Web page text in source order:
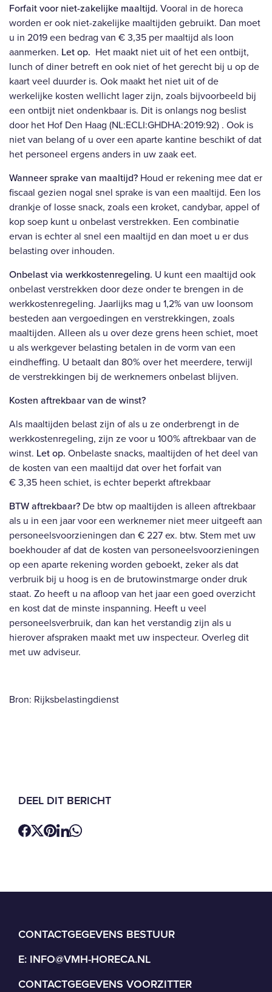
Forfait voor niet-zakelijke maaltijd. Vooral in de horeca
worden er ook niet-zakelijke maaltijden gebruikt. Dan moet
u in 2019 een bedrag van € 3,35 per maaltijd als loon
aanmerken. Let op. Het maakt niet uit of het een ontbijt,
lunch of diner betreft en ook niet of het gerecht bij u op de
kaart veel duurder is. Ook maakt het niet uit of de
werkelijke kosten wellicht lager zijn, zoals bijvoorbeeld bij
een ontbijt niet ondenkbaar is. Dit is onlangs nog beslist
door het Hof Den Haag (NL:ECLI:GHDHA:2019:92) . Ook is
niet van belang of u over een aparte kantine beschikt of dat
het personeel ergens anders in uw zaak eet.
Wanneer sprake van maaltijd? Houd er rekening mee dat er
fiscaal gezien nogal snel sprake is van een maaltijd. Een los
drankje of losse snack, zoals een kroket, candybar, appel of
kop soep kunt u onbelast verstrekken. Een combinatie
ervan is echter al snel een maaltijd en dan moet u er dus
belasting over inhouden.
Onbelast via werkkostenregeling. U kunt een maaltijd ook
onbelast verstrekken door deze onder te brengen in de
werkkostenregeling. Jaarlijks mag u 1,2% van uw loonsom
besteden aan vergoedingen en verstrekkingen, zoals
maaltijden. Alleen als u over deze grens heen schiet, moet
u als werkgever belasting betalen in de vorm van een
eindheffing. U betaalt dan 80% over het meerdere, terwijl
de verstrekkingen bij de werknemers onbelast blijven.
Kosten aftrekbaar van de winst?
Als maaltijden belast zijn of als u ze onderbrengt in de
werkkostenregeling, zijn ze voor u 100% aftrekbaar van de
winst. Let op. Onbelaste snacks, maaltijden of het deel van
de kosten van een maaltijd dat over het forfait van
€ 3,35 heen schiet, is echter beperkt aftrekbaar
BTW aftrekbaar? De btw op maaltijden is alleen aftrekbaar
als u in een jaar voor een werknemer niet meer uitgeeft aan
personeelsvoorzieningen dan € 227 ex. btw. Stem met uw
boekhouder af dat de kosten van personeelsvoorzieningen
op een aparte rekening worden geboekt, zeker als dat
verbruik bij u hoog is en de brutowinstmarge onder druk
staat. Zo heeft u na afloop van het jaar een goed overzicht
en kost dat de minste inspanning. Heeft u veel
personeelsverbruik, dan kan het verstandig zijn als u
hierover afspraken maakt met uw inspecteur. Overleg dit
met uw adviseur.
Bron: Rijksbelastingdienst
DEEL DIT BERICHT
CONTACTGEGEVENS BESTUUR
E: INFO@VMH-HORECA.NL
CONTACTGEGEVENS VOORZITTER